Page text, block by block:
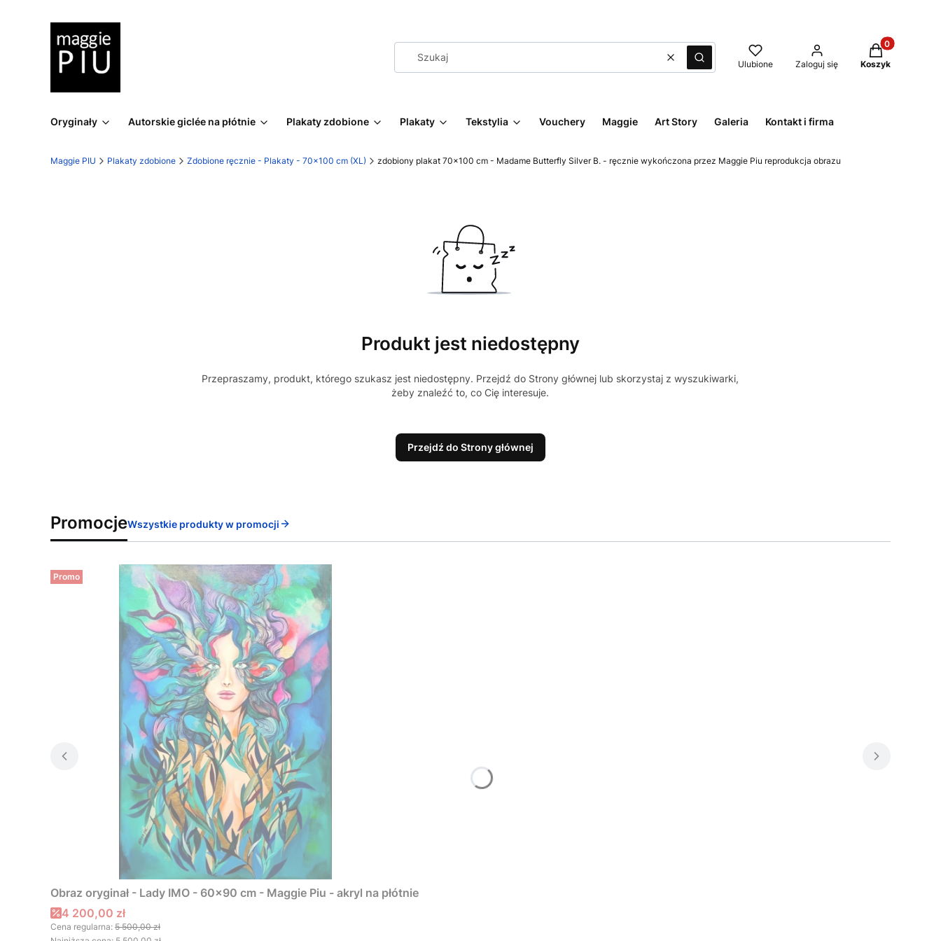
WyczyśćSzukaj Ulubione Zaloguj się
Produkty w
Koszyk
Oryginały Autorskie giclée na płótnie Plakaty zdobione Plakaty Tekstylia Vouchery Maggie Art Story Galeria Kontakt i firma
Maggie PIU Plakaty zdobione Zdobione ręcznie - Plakaty - 70x100 cm (XL) zdobiony plakat 70x100 cm - Madame Butterfly Silver B. - ręcznie wykończona przez Maggie Piu reprodukcja obrazu
Produkt jest niedostępny
Przepraszamy, produkt, którego szukasz jest niedostępny. Przejdź do Strony głównej lub skorzystaj z wyszukiwarki,
żeby znaleźć to, co Cię interesuje.
Przejdź do Strony głównej
PromocjeWszystkie produkty w promocji
Promo
Obraz oryginał - Lady IMO - 60x90 cm - Maggie Piu - akryl na płótnie
Cena promocyjna
4 200,00 zł
Cena regularna: 5 500,00 zł